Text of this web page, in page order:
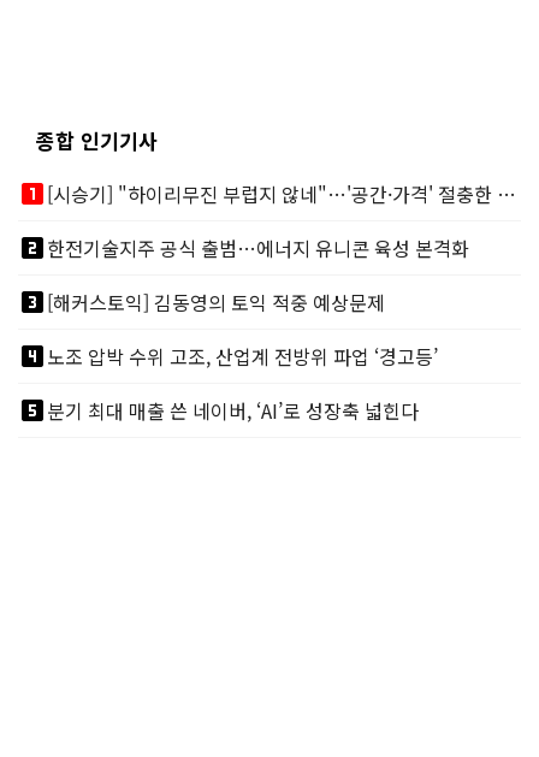
종합 인기기사
looks_one
[시승기] "하이리무진 부럽지 않네"…'공간·가격' 절충한 카니발 하이루프
looks_two한전기술지주 공식 출범…에너지 유니콘 육성 본격화
looks_3[해커스토익] 김동영의 토익 적중 예상문제
looks_4노조 압박 수위 고조, 산업계 전방위 파업 ‘경고등’
looks_5분기 최대 매출 쓴 네이버, ‘AI’로 성장축 넓힌다